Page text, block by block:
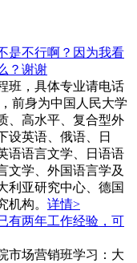
是不行啊？因为我看
？谢谢
班，具体专业请电话
前身为中国人民大学
、高水平、复合型外
设英语、俄语、日
语语言文学、日语语
文学、外国语言学及
利亚研究中心、德国
机构。 详情>
有两年工作经验，可
市场营销班学习：大